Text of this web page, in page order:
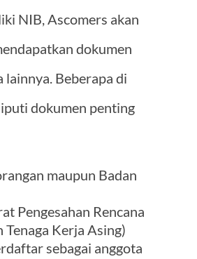
NIB, Ascomers akan
dokumen
lainnya. Beberapa di
dokumen penting
maupun Badan
Pengesahan Rencana
Tenaga Kerja Asing)
sebagai anggota